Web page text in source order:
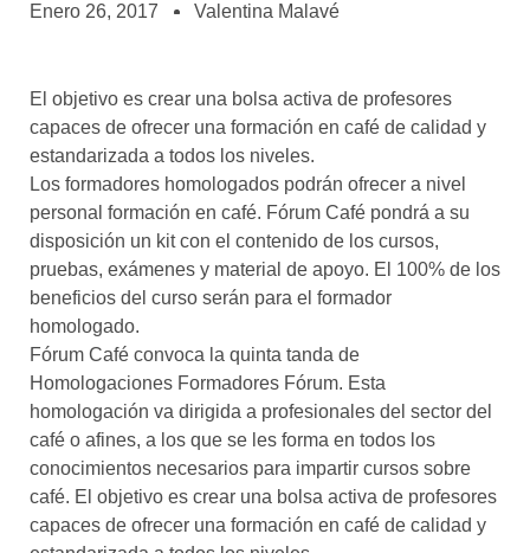
asociados
el café siempre tiene
algo nuevo que
enseñarnos
BOLSA DE TRABAJO
¡te imaginas vivir de tu pasión
por el café?
CONTACTO
¡queremos saber
de ti!
Enero 26, 2017 Valentina Malavé
El objetivo es crear una bolsa activa de profesores
capaces de ofrecer una formación en café de calidad y
estandarizada a todos los niveles.
Los formadores homologados podrán ofrecer a nivel
personal formación en café. Fórum Café pondrá a su
disposición un kit con el contenido de los cursos,
pruebas, exámenes y material de apoyo. El 100% de los
beneficios del curso serán para el formador
homologado.
Fórum Café convoca la quinta tanda de
Homologaciones Formadores Fórum. Esta
homologación va dirigida a profesionales del sector del
café o afines, a los que se les forma en todos los
conocimientos necesarios para impartir cursos sobre
café. El objetivo es crear una bolsa activa de profesores
capaces de ofrecer una formación en café de calidad y